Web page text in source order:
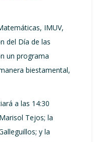
IMUV,
del Día de las
un programa
biestamental,
a las 14:30
Tejos; la
y la